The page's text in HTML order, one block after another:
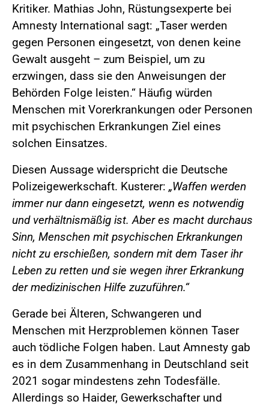
Kritiker. Mathias John, Rüstungsexperte bei
Amnesty International sagt: „Taser werden
gegen Personen eingesetzt, von denen keine
Gewalt ausgeht – zum Beispiel, um zu
erzwingen, dass sie den Anweisungen der
Behörden Folge leisten.“ Häufig würden
Menschen mit Vorerkrankungen oder Personen
mit psychischen Erkrankungen Ziel eines
solchen Einsatzes.
Diesen Aussage widerspricht die Deutsche
Polizeigewerkschaft. Kusterer: „Waffen werden
immer nur dann eingesetzt, wenn es notwendig
und verhältnismäßig ist. Aber es macht durchaus
Sinn, Menschen mit psychischen Erkrankungen
nicht zu erschießen, sondern mit dem Taser ihr
Leben zu retten und sie wegen ihrer Erkrankung
der medizinischen Hilfe zuzuführen.“
Gerade bei Älteren, Schwangeren und
Menschen mit Herzproblemen können Taser
auch tödliche Folgen haben. Laut Amnesty gab
es in dem Zusammenhang in Deutschland seit
2021 sogar mindestens zehn Todesfälle.
Allerdings so Haider, Gewerkschafter und